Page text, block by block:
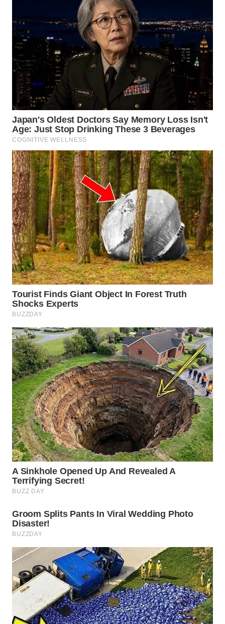
PLN
WATCH
MKLI
LPKKI
LKKI
KOPEKLIN
PORTAL
KONSUMEN
FORWAMKI
ALPERKLINAS
FORJASIDA
TAMBANG
SITUNGIR
NEWS
SIDIKALANG
NEWS
SIBARAGAS
NEWS
METRO
SIANTAR
NEWS
METRO
MEDAN
NEWS
METRO
JAKARTA
NEWS
KRT
NEWS